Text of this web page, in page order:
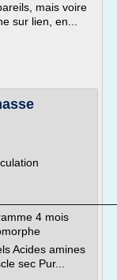
mais voire
sur lien, en...
4 mois
Acides amines
sec Pur...